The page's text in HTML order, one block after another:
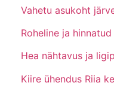
Vahetu asukoht
Roheline ja
Hea nähtavus ja
Kiire ühendus Riia